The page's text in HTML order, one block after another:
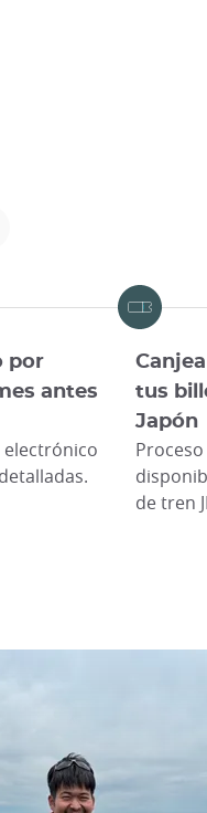
por
antes
tus
Japón
de tren